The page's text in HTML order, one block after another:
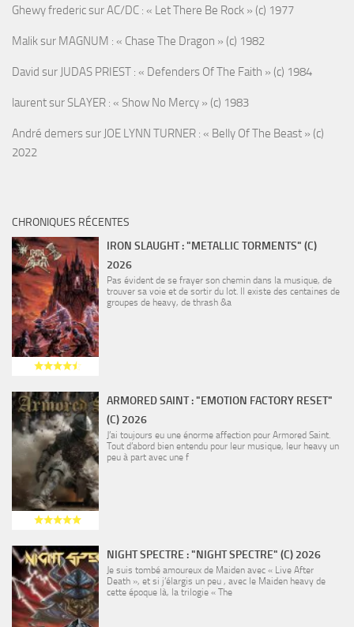
Ghewy fredericsurAC/DC : « Let There Be Rock » (c) 1977
Maliksur MAGNUM : « Chase The Dragon » (c) 1982
David sur JUDAS PRIEST : « Defenders Of The Faith » (c) 1984
laurentsur SLAYER : « Show No Mercy » (c) 1983
André demerssur JOE LYNN TURNER : « Belly Of The Beast » (c)
2022
CHRONIQUES RÉCENTES
IRON SLAUGHT : "METALLIC TORMENTS" (C)
2026
Pas évident de se frayer son chemin dans la musique, de
trouver sa voie et de sortir du lot. Il existe des centaines de
groupes de heavy, de thrash &a
ARMORED SAINT : "EMOTION FACTORY RESET"
(C) 2026
J’ai toujours eu une énorme affection pour Armored Saint.
Tout d’abord bien entendu pour leur musique, leur heavy un
peu à part avec une f
NIGHT SPECTRE : "NIGHT SPECTRE" (C) 2026
Je suis tombé amoureux de Maiden avec « Live After
Death », et si j’élargis un peu , avec le Maiden heavy de
cette époque là, la trilogie « The